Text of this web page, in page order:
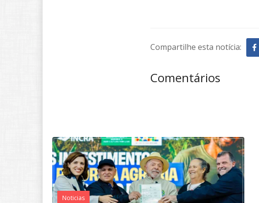
Compartilhe esta notícia:
Comentários
Noticias